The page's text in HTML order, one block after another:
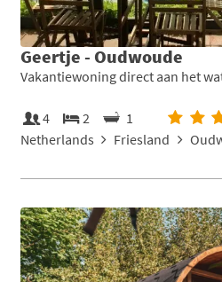
Geertje - Oudwoude
Vakantiewoning direct aan het
4 2
1
Netherlands
Friesland